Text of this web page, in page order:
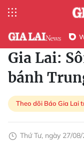
Gia Lai:
bánh
Theo dõi Báo Gia Lai
Thứ Tư, ngày 27/